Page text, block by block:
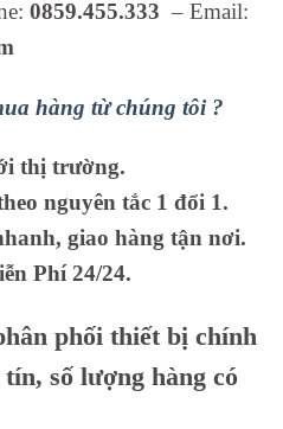
0859.455.333 – Email:
hàng từ chúng tôi ?
thị trường.
nguyên tắc 1 đổi 1.
giao hàng tận nơi.
Phí 24/24.
phối thiết bị chính
số lượng hàng có